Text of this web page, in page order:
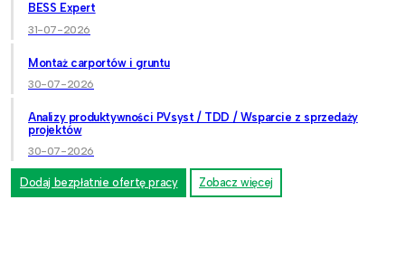
BESS Expert
31-07-2026
Montaż carportów i gruntu
30-07-2026
Analizy produktywności PVsyst / TDD / Wsparcie z sprzedaży
projektów
30-07-2026
Dodaj bezpłatnie ofertę pracy Zobacz więcej